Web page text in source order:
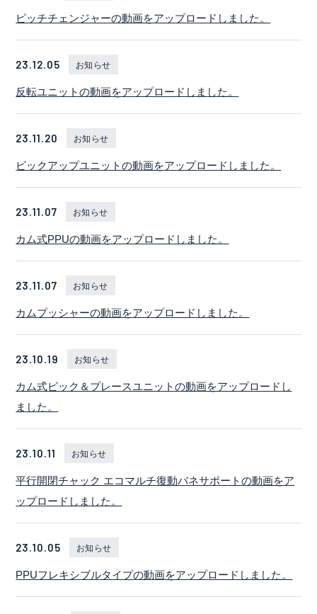
ピッチチェンジャーの動画をアップロードしました。
23.12.05 お知らせ
反転ユニットの動画をアップロードしました。
23.11.20 お知らせ
ピックアップユニットの動画をアップロードしました。
23.11.07 お知らせ
カム式PPUの動画をアップロードしました。
23.11.07 お知らせ
カムプッシャーの動画をアップロードしました。
23.10.19 お知らせ
カム式ピック＆プレースユニットの動画をアップロードし
ました。
23.10.11 お知らせ
平行開閉チャック エコマルチ復動バネサポートの動画をア
ップロードしました。
23.10.05 お知らせ
PPUフレキシブルタイプの動画をアップロードしました。